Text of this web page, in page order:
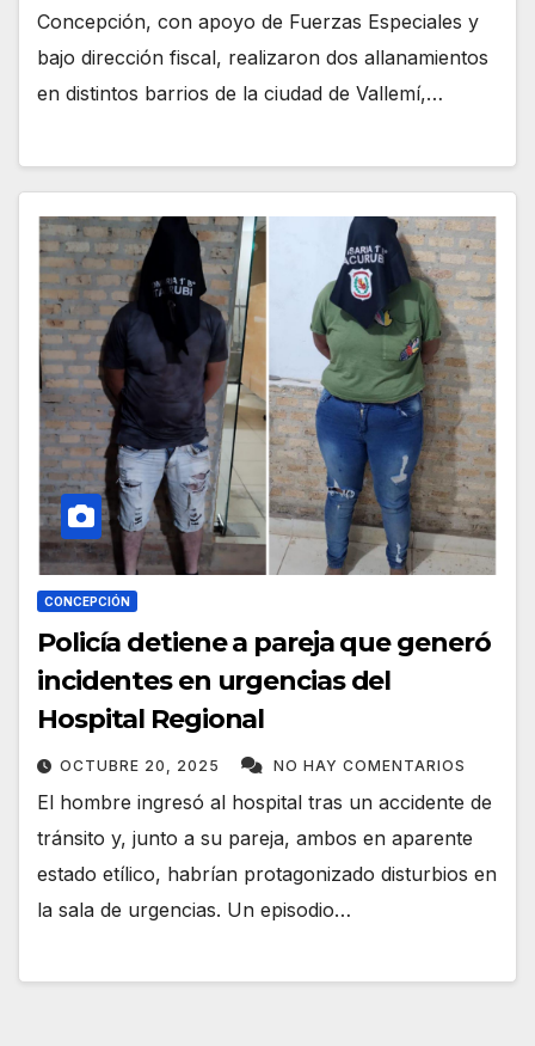
Concepción, con apoyo de Fuerzas Especiales y
bajo dirección fiscal, realizaron dos allanamientos
en distintos barrios de la ciudad de Vallemí,…
CONCEPCIÓN
Policía detiene a pareja que generó
incidentes en urgencias del
Hospital Regional
OCTUBRE 20, 2025 NO HAY COMENTARIOS
El hombre ingresó al hospital tras un accidente de
tránsito y, junto a su pareja, ambos en aparente
estado etílico, habrían protagonizado disturbios en
la sala de urgencias. Un episodio…